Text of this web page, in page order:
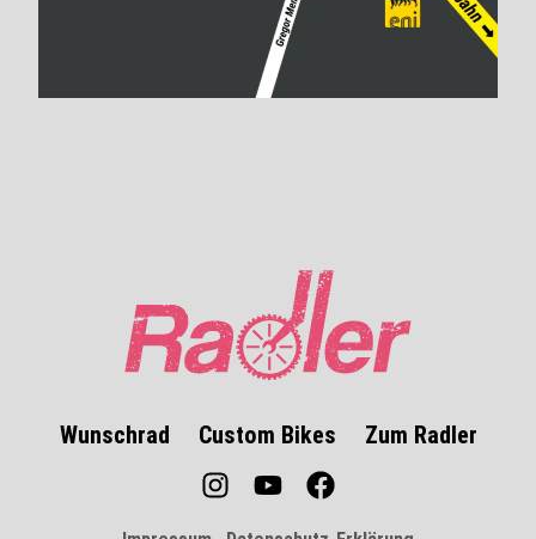
Wunschrad Custom Bikes Zum Radler